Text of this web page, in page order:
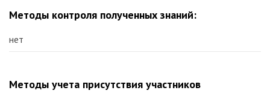
Методы контроля полученных знаний:
нет
Методы учета присутствия участников